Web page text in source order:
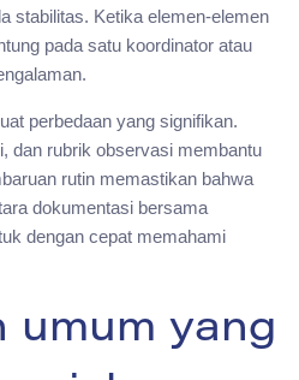
stabilitas. Ketika elemen-elemen
pada satu koordinator atau
perbedaan yang signifikan.
dan rubrik observasi membantu
rutin memastikan bahwa
dokumentasi bersama
dengan cepat memahami
umum yang